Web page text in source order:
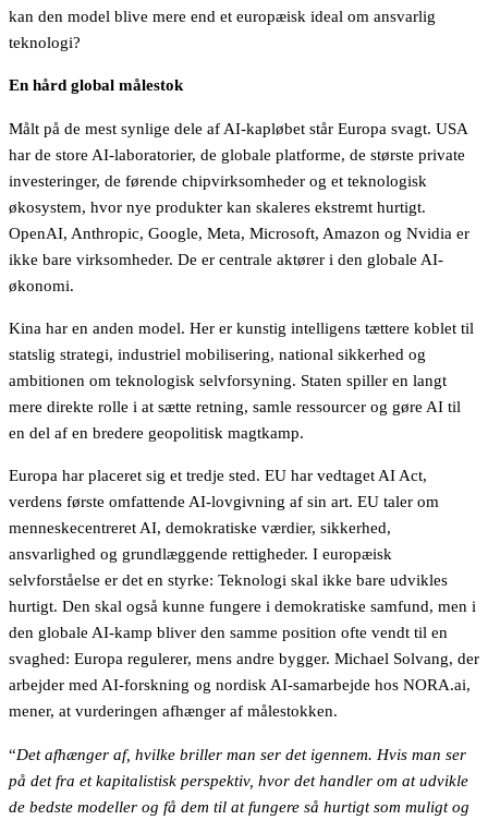
kan den model blive mere end et europæisk ideal om ansvarlig
teknologi?
En hård global målestok
Målt på de mest synlige dele af AI-kapløbet står Europa svagt. USA
har de store AI-laboratorier, de globale platforme, de største private
investeringer, de førende chipvirksomheder og et teknologisk
økosystem, hvor nye produkter kan skaleres ekstremt hurtigt.
OpenAI, Anthropic, Google, Meta, Microsoft, Amazon og Nvidia er
ikke bare virksomheder. De er centrale aktører i den globale AI-
økonomi.
Kina har en anden model. Her er kunstig intelligens tættere koblet til
statslig strategi, industriel mobilisering, national sikkerhed og
ambitionen om teknologisk selvforsyning. Staten spiller en langt
mere direkte rolle i at sætte retning, samle ressourcer og gøre AI til
en del af en bredere geopolitisk magtkamp.
Europa har placeret sig et tredje sted. EU har vedtaget AI Act,
verdens første omfattende AI-lovgivning af sin art. EU taler om
menneskecentreret AI, demokratiske værdier, sikkerhed,
ansvarlighed og grundlæggende rettigheder. I europæisk
selvforståelse er det en styrke: Teknologi skal ikke bare udvikles
hurtigt. Den skal også kunne fungere i demokratiske samfund, men i
den globale AI-kamp bliver den samme position ofte vendt til en
svaghed: Europa regulerer, mens andre bygger. Michael Solvang, der
arbejder med AI-forskning og nordisk AI-samarbejde hos NORA.ai,
mener, at vurderingen afhænger af målestokken.
“Det afhænger af, hvilke briller man ser det igennem. Hvis man ser
på det fra et kapitalistisk perspektiv, hvor det handler om at udvikle
de bedste modeller og få dem til at fungere så hurtigt som muligt og